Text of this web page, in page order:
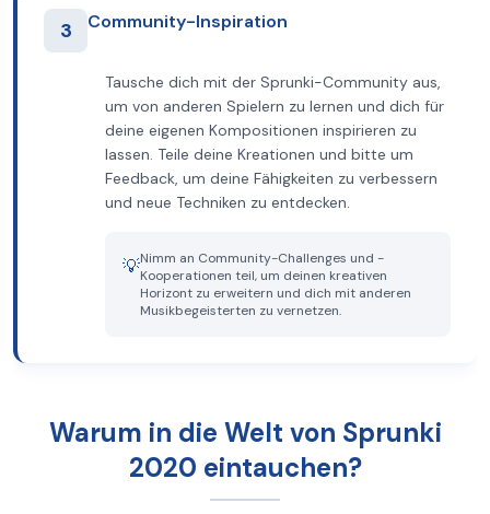
3 Community-Inspiration
Tausche dich mit der Sprunki-Community aus,
um von anderen Spielern zu lernen und dich für
deine eigenen Kompositionen inspirieren zu
lassen. Teile deine Kreationen und bitte um
Feedback, um deine Fähigkeiten zu verbessern
und neue Techniken zu entdecken.
💡Nimm an Community-Challenges und -
Kooperationen teil, um deinen kreativen
Horizont zu erweitern und dich mit anderen
Musikbegeisterten zu vernetzen.
Warum in die Welt von Sprunki
2020 eintauchen?